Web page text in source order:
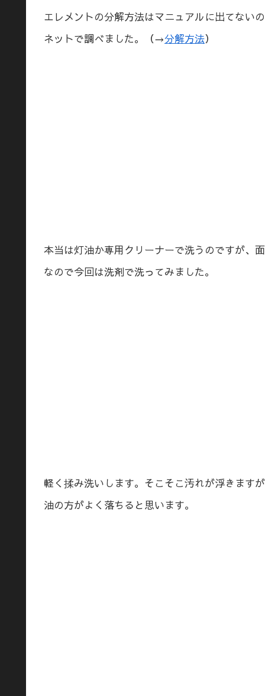
エレメントの分解方法はマニュアルに出てない
ネットで調べました。（→分解方法）
本当は灯油か専用クリーナーで洗うのですが、
なので今回は洗剤で洗ってみました。
軽く揉み洗いします。そこそこ汚れが浮きます
油の方がよく落ちると思います。